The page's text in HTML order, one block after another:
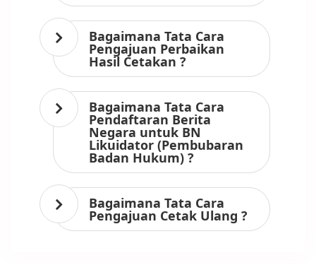
Bagaimana Tata Cara
Pengajuan Perbaikan
Hasil Cetakan ?
Bagaimana Tata Cara
Pendaftaran Berita
Negara untuk BN
Likuidator (Pembubaran
Badan Hukum) ?
Bagaimana Tata Cara
Pengajuan Cetak Ulang ?